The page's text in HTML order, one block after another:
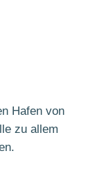
Hafen von
zu allem